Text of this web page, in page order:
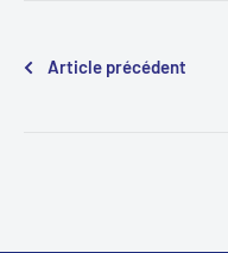
Article précédent